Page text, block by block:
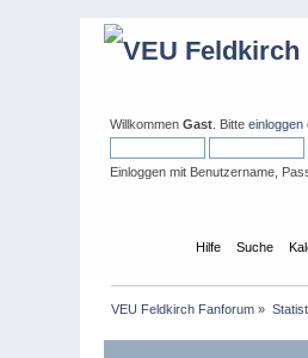
WillkommenGast . Bitteeinloggen
Einloggen mit Benutzername,
Hilfe Suche
VEU Feldkirch Fanforum »